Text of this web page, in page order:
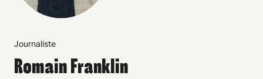
Journaliste
Romain Franklin